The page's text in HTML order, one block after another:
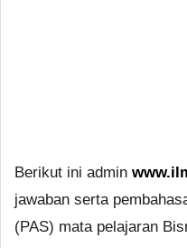
Berikut ini admin
jawaban serta
(PAS) mata pelajaran